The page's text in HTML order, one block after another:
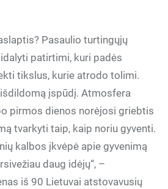
Pasaulio turtingųjų
patirtimi, kuri padės
tikslus, kurie atrodo tolimi.
įspūdį. Atmosfera
pirmos dienos norėjosi griebtis
tvarkyti taip, kaip noriu gyventi.
kalbos įkvėpė apie gyvenimą
daug idėjų“, –
iš 90 Lietuvai atstovavusių